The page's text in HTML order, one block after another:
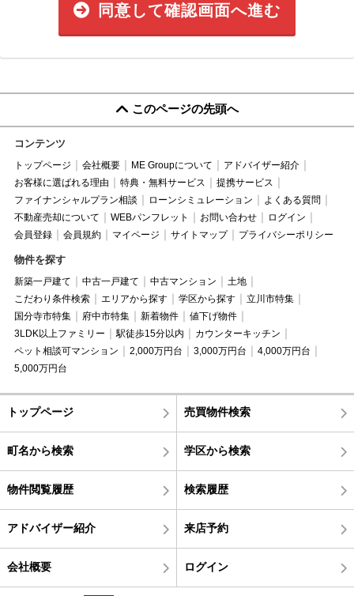
同意して確認画面へ進む
このページの先頭へ
コンテンツ
トップページ 会社概要 ME Groupについて
アドバイザー紹介
お客様に選ばれる理由
特典・無料サービス
提携サービス
ファイナンシャルプラン相談
ローンシミュレーション
よくある質問
不動産売却について
WEBパンフレット お問い合わせ
ログイン
会員登録
会員規約 マイページ サイトマップ プライバシーポリシー
物件を探す
新築一戸建て 中古一戸建て 中古マンション
土地
こだわり条件検索
エリアから探す 学区から探す
立川市特集
国分寺市特集
府中市特集 新着物件
値下げ物件
3LDK以上ファミリー
駅徒歩15分以内
カウンターキッチン
ペット相談可マンション
2,000万円台 3,000万円台
4,000万円台
5,000万円台
トップページ 売買物件検索
町名から検索 学区から検索
物件閲覧履歴 検索履歴
アドバイザー紹介 来店予約
会社概要 ログイン